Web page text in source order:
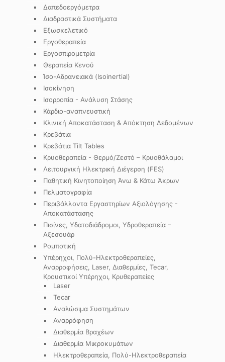
Δαπεδοεργόμετρα
Διαδραστικά Συστήματα
Εξωσκελετικό
Εργοθεραπεία
Εργοσπιρομετρία
Θεραπεία Κενού
Ίσο-Αδρανειακά (Isoinertial)
Ισοκίνηση
Ισορροπία - Ανάλυση Στάσης
Κάρδιο-αναπνευστική
Κλινική Αποκατάσταση & Απόκτηση Δεδομένων
Κρεβάτια
Κρεβάτια Tilt Tables
Κρυοθεραπεία - Θερμό/Ζεστό – Κρυοθάλαμοι
Λειτουργική Ηλεκτρική Διέγερση (FES)
Παθητική Κινητοποίηση Άνω & Κάτω Άκρων
Πελματογραφία
Περιβάλλοντα Εργαστηρίων Αξιολόγησης -
Αποκατάστασης
Πισίνες, Υδατοδιάδρομοι, Υδροθεραπεία –
Αξεσουάρ
Ρομποτική
Υπέρηχοι, Πολύ-Ηλεκτροθεραπείες,
Αναρροφήσεις, Laser, Διαθερμίες, Tecar,
Κρουστικοί Υπέρηχοι, Κρυθεραπείες
Laser
Tecar
Αναλώσιμα Συστημάτων
Αναρρόφηση
Διαθερμία Βραχέων
Διαθερμία Μικροκυμάτων
Ηλεκτροθεραπεία, Πολύ-Ηλεκτροθεραπεία